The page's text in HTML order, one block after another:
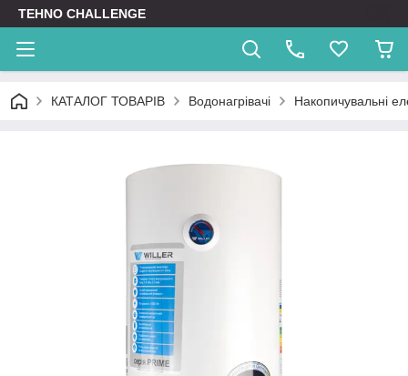
TEHNO CHALLENGE
КАТАЛОГ ТОВАРІВ Водонагрівачі Накопичувальні